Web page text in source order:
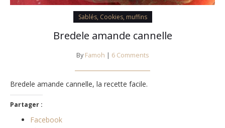
Sablés, Cookies, muffins
Bredele amande cannelle
By Famoh | 6 Comments
Bredele amande cannelle, la recette facile.
Partager :
Facebook